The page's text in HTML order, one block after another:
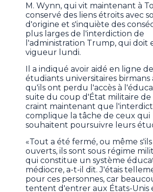
M. Wynn, qui vit maintenant à
conservé des liens étroits avec
d'origine et s'inquiète des
plus larges de l'interdiction de
l'administration Trump, qui doit
vigueur lundi.
Il a indiqué avoir aidé en ligne
étudiants universitaires birmans
qu'ils ont perdu l'accès à
suite du coup d'État militaire de
craint maintenant que
complique la tâche de ceux qui
souhaitent poursuivre leurs
«Tout a été fermé, ou même
ouverts, ils sont sous régime
qui constitue un système
médiocre, a-t-il dit. J'étais
pour ces personnes, car
tentent d'entrer aux États-Unis